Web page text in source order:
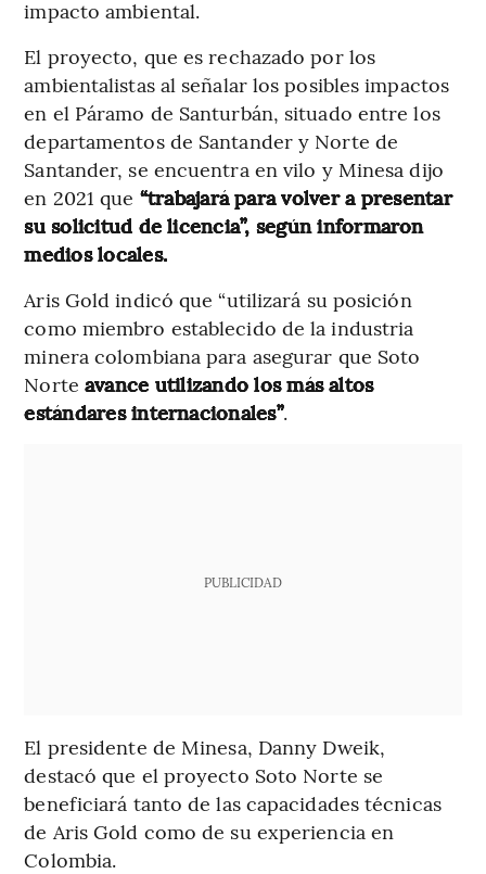
impacto ambiental.
El proyecto, que es rechazado por los
ambientalistas al señalar los posibles impactos
en el Páramo de Santurbán, situado entre los
departamentos de Santander y Norte de
Santander, se encuentra en vilo y Minesa dijo
en 2021 que “trabajará para volver a presentar
su solicitud de licencia”, según informaron
medios locales.
Aris Gold indicó que “utilizará su posición
como miembro establecido de la industria
minera colombiana para asegurar que Soto
Norte avance utilizando los más altos
estándares internacionales”.
PUBLICIDAD
El presidente de Minesa, Danny Dweik,
destacó que el proyecto Soto Norte se
beneficiará tanto de las capacidades técnicas
de Aris Gold como de su experiencia en
Colombia.